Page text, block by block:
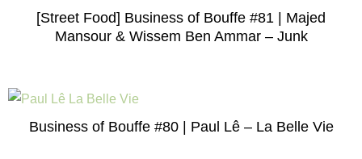
[Street Food] Business of Bouffe #81 | Majed
Mansour & Wissem Ben Ammar – Junk
Business of Bouffe #80 | Paul Lê – La Belle Vie